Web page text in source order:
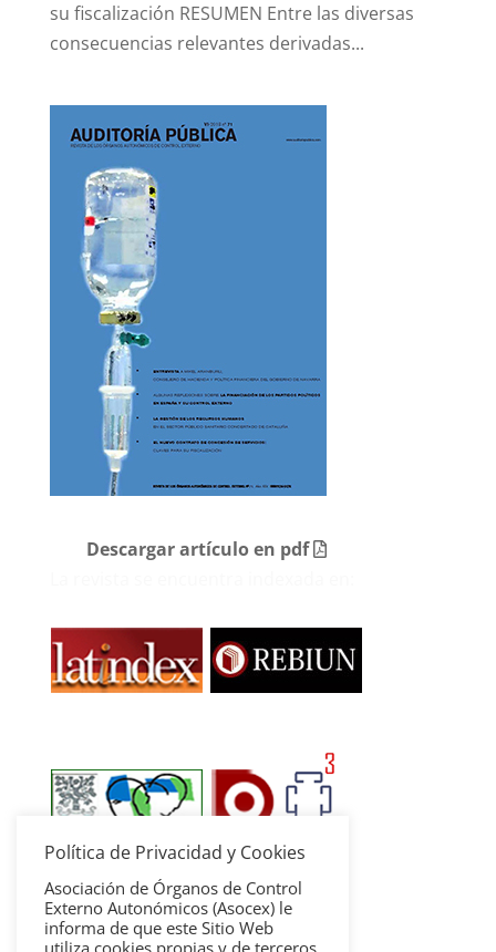
su fiscalización RESUMEN Entre las diversas
consecuencias relevantes derivadas...
Descargar artículo en pdf
Política de Privacidad y Cookies
Asociación de Órganos de Control
Externo Autonómicos (Asocex) le
informa de que este Sitio Web
utiliza cookies propias y de terceros